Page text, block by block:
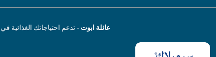
عائلة ابوت - تدعم احتياجاتك الغذائية